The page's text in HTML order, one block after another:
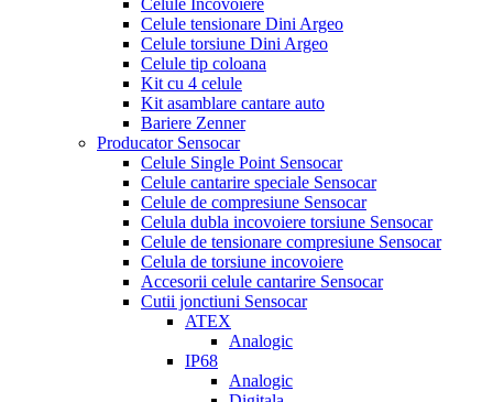
Celule tensionare Dini Argeo
Celule torsiune Dini Argeo
Celule tip coloana
Kit cu 4 celule
Kit asamblare cantare auto
Bariere Zenner
Producator Sensocar
Celule Single Point Sensocar
Celule cantarire speciale Sensocar
Celule de compresiune Sensocar
Celula dubla incovoiere torsiune Sensocar
Celule de tensionare compresiune Sensocar
Celula de torsiune incovoiere
Accesorii celule cantarire Sensocar
Cutii jonctiuni Sensocar
ATEX
Analogic
IP68
Analogic